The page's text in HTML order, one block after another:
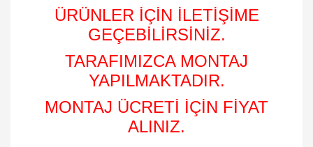
ÜRÜNLER İÇİN İLETİŞİME
GEÇEBİLİRSİNİZ.
TARAFIMIZCA MONTAJ
YAPILMAKTADIR.
MONTAJ ÜCRETİ İÇİN FİYAT
ALINIZ.